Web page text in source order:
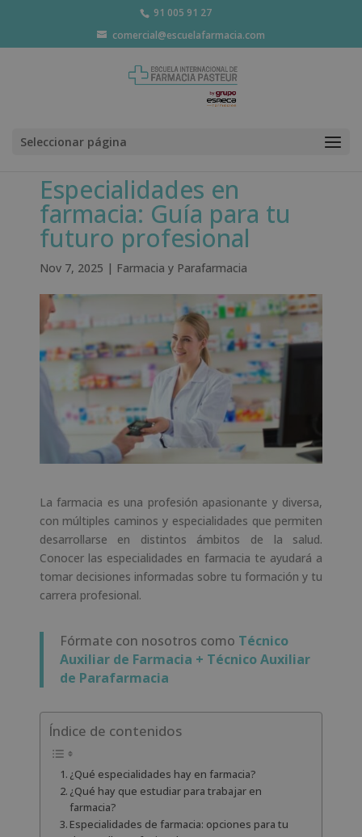
91 005 91 27
comercial@escuelafarmacia.com
Seleccionar página
Especialidades en
farmacia: Guía para tu
futuro profesional
Nov 7, 2025 | Farmacia y Parafarmacia
La farmacia es una profesión apasionante y diversa,
con múltiples caminos y especialidades que permiten
desarrollarse en distintos ámbitos de la salud.
Conocer las especialidades en farmacia te ayudará a
tomar decisiones informadas sobre tu formación y tu
carrera profesional.
Fórmate con nosotros como Técnico
Auxiliar de Farmacia + Técnico Auxiliar
de Parafarmacia
Índice de contenidos
¿Qué especialidades hay en farmacia?
¿Qué hay que estudiar para trabajar en
farmacia?
Especialidades de farmacia: opciones para tu